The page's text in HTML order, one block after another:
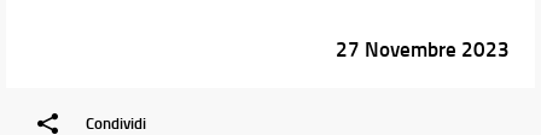
27 Novembre 2023
Condividi